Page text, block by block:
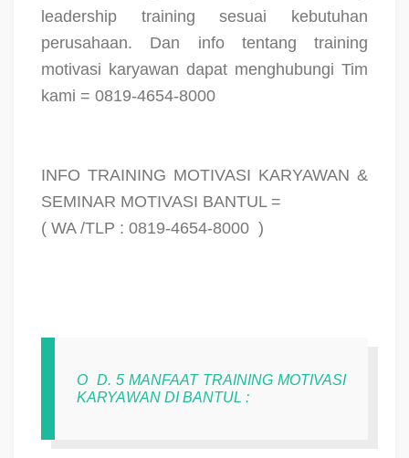
leadership training sesuai kebutuhan
perusahaan. Dan info tentang training
motivasi karyawan dapat menghubungi Tim
kami = 0819-4654-8000
INFO TRAINING MOTIVASI KARYAWAN &
SEMINAR MOTIVASI BANTUL =
( WA /TLP : 0819-4654-8000 )
O D. 5 MANFAAT TRAINING MOTIVASI
KARYAWAN DI BANTUL :